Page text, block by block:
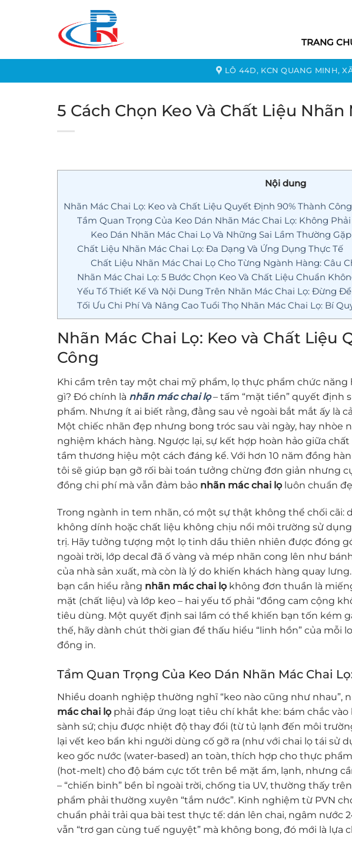
TRANG
LÔ 44D, KCN QUANG MINH,
5 Cách Chọn Keo Và Chất Liệu Nhãn
Nội dung
Nhãn Mác Chai Lọ: Keo và Chất Liệu Quyết Định 90% Thành Công
Tầm Quan Trọng Của Keo Dán Nhãn Mác Chai Lọ: Không
Keo Dán Nhãn Mác Chai Lọ Và Những Sai Lầm Thường Gặp
Chất Liệu Nhãn Mác Chai Lọ: Đa Dạng Và Ứng Dụng Thực Tế
Chất Liệu Nhãn Mác Chai Lọ Cho Từng Ngành Hàng: Câu
Nhãn Mác Chai Lọ: 5 Bước Chọn Keo Và Chất Liệu Chuẩn
Yếu Tố Thiết Kế Và Nội Dung Trên Nhãn Mác Chai Lọ: Đừng
Tối Ưu Chi Phí Và Nâng Cao Tuổi Thọ Nhãn Mác Chai Lọ: Bí
Nhãn Mác Chai Lọ: Keo và Chất Liệu
Công
Khi cầm trên tay một chai mỹ phẩm, lọ thực phẩm chức năng
gì? Đó chính là nhãn mác chai lọ– tấm “mặt tiền” quyết định
phẩm. Nhưng ít ai biết rằng, đằng sau vẻ ngoài bắt mắt ấy là
Một chiếc nhãn đẹp nhưng bong tróc sau vài ngày, hay nhòe
nghiệm khách hàng. Ngược lại, sự kết hợp hoàn hảo giữa
tầm thương hiệu một cách đáng kể. Với hơn 10 năm đồng
tôi sẽ giúp bạn gỡ rối bài toán tưởng chừng đơn giản nhưng
đồng chi phí mà vẫn đảm bảo nhãn mác chai lọ luôn chuẩn
Trong ngành in tem nhãn, có một sự thật không thể chối cãi:
không dính hoặc chất liệu không chịu nổi môi trường sử
trị. Hãy tưởng tượng một lọ tinh dầu thiên nhiên được đóng
ngoài trời, lớp decal đã ố vàng và mép nhãn cong lên như
của nhà sản xuất, mà còn là lý do khiến khách hàng quay
bạn cần hiểu rằng nhãn mác chai lọ không đơn thuần là
mặt (chất liệu) và lớp keo – hai yếu tố phải “đồng cam cộng
tiêu dùng. Một quyết định sai lầm có thể khiến bạn tốn kém
thế, hãy dành chút thời gian để thấu hiểu “linh hồn” của mỗi
đồng in.
Tầm Quan Trọng Của Keo Dán Nhãn Mác Chai
Nhiều doanh nghiệp thường nghĩ “keo nào cũng như nhau”,
mác chai lọ phải đáp ứng loạt tiêu chí khắt khe: bám chắc
sành sứ; chịu được nhiệt độ thay đổi (từ tủ lạnh đến môi
lại vết keo bẩn khi người dùng cố gỡ ra (như với chai lọ tái sử
keo gốc nước (water-based) an toàn, thích hợp cho thực
(hot-melt) cho độ bám cực tốt trên bề mặt ẩm, lạnh, nhưng
– “chiến binh” bền bỉ ngoài trời, chống tia UV, thường thấy
phẩm phải thường xuyên “tắm nước”. Kinh nghiệm từ PVN
chuẩn phải trải qua bài test thực tế: dán lên chai, ngâm nước
vẫn “trơ gan cùng tuế nguyệt” mà không bong, đó mới là lựa